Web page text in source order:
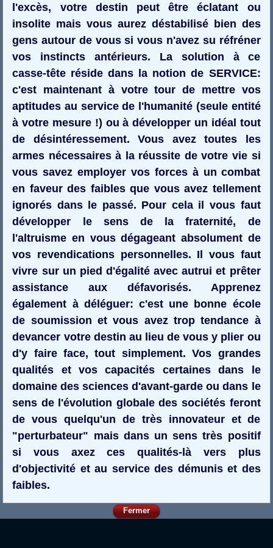
l'excès, votre destin peut être éclatant ou
insolite mais vous aurez déstabilisé bien des
gens autour de vous si vous n'avez su réfréner
vos instincts antérieurs. La solution à ce
casse-tête réside dans la notion de SERVICE:
c'est maintenant à votre tour de mettre vos
aptitudes au service de l'humanité (seule entité
à votre mesure !) ou à développer un idéal tout
de désintéressement. Vous avez toutes les
armes nécessaires à la réussite de votre vie si
vous savez employer vos forces à un combat
en faveur des faibles que vous avez tellement
ignorés dans le passé. Pour cela il vous faut
développer le sens de la fraternité, de
l'altruisme en vous dégageant absolument de
vos revendications personnelles. Il vous faut
vivre sur un pied d'égalité avec autrui et prêter
assistance aux défavorisés. Apprenez
également à déléguer: c'est une bonne école
de soumission et vous avez trop tendance à
devancer votre destin au lieu de vous y plier ou
d'y faire face, tout simplement. Vos grandes
qualités et vos capacités certaines dans le
domaine des sciences d'avant-garde ou dans le
sens de l'évolution globale des sociétés feront
de vous quelqu'un de très innovateur et de
"perturbateur" mais dans un sens très positif
si vous axez ces qualités-là vers plus
d'objectivité et au service des démunis et des
faibles.